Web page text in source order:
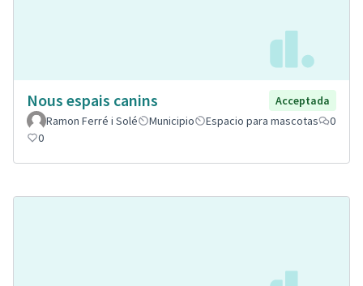
Nous espais canins
Acceptada
Ramon Ferré i Solé
Municipio Espacio para mascotas
0
0